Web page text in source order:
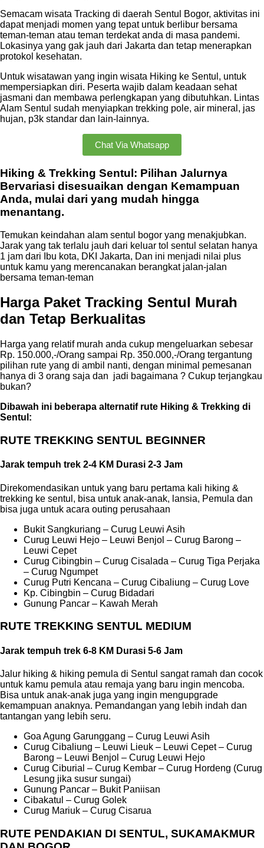
Semacam wisata Tracking di daerah Sentul Bogor, aktivitas ini
dapat menjadi momen yang tepat untuk berlibur bersama
teman-teman atau teman terdekat anda di masa pandemi.
Lokasinya yang gak jauh dari Jakarta dan tetap menerapkan
protokol kesehatan.
Untuk wisatawan yang ingin wisata Hiking ke Sentul, untuk
mempersiapkan diri. Peserta wajib dalam keadaan sehat
jasmani dan membawa perlengkapan yang dibutuhkan. Lintas
Alam Sentul sudah menyiapkan trekking pole, air mineral, jas
hujan, p3k standar dan lain-lainnya.
Chat Via Whatsapp
Hiking & Trekking Sentul: Pilihan Jalurnya
Bervariasi disesuaikan dengan Kemampuan
Anda, mulai dari yang mudah hingga
menantang.
Temukan keindahan alam sentul bogor yang menakjubkan.
Jarak yang tak terlalu jauh dari keluar tol sentul selatan hanya
1 jam dari Ibu kota, DKI Jakarta, Dan ini menjadi nilai plus
untuk kamu yang merencanakan berangkat jalan-jalan
bersama teman-teman
Harga Paket Tracking Sentul Murah
dan Tetap Berkualitas
Harga yang relatif murah anda cukup mengeluarkan sebesar
Rp. 150.000,-/Orang sampai Rp. 350.000,-/Orang tergantung
pilihan rute yang di ambil nanti, dengan minimal pemesanan
hanya di 3 orang saja dan jadi bagaimana ? Cukup terjangkau
bukan?
Dibawah ini beberapa alternatif rute Hiking & Trekking di
Sentul:
RUTE TREKKING SENTUL BEGINNER
Jarak tempuh trek 2-4 KM Durasi 2-3 Jam
Direkomendasikan untuk yang baru pertama kali hiking &
trekking ke sentul, bisa untuk anak-anak, lansia, Pemula dan
bisa juga untuk acara outing perusahaan
Bukit Sangkuriang – Curug Leuwi Asih
Curug Leuwi Hejo – Leuwi Benjol – Curug Barong –
Leuwi Cepet
Curug Cibingbin – Curug Cisalada – Curug Tiga Perjaka
– Curug Ngumpet
Curug Putri Kencana – Curug Cibaliung – Curug Love
Kp. Cibingbin – Curug Bidadari
Gunung Pancar – Kawah Merah
RUTE TREKKING SENTUL MEDIUM
Jarak tempuh trek 6-8 KM Durasi 5-6 Jam
Jalur hiking & hiking pemula di Sentul sangat ramah dan cocok
untuk kamu pemula atau remaja yang baru ingin mencoba.
Bisa untuk anak-anak juga yang ingin mengupgrade
kemampuan anaknya. Pemandangan yang lebih indah dan
tantangan yang lebih seru.
Goa Agung Garunggang – Curug Leuwi Asih
Curug Cibaliung – Leuwi Lieuk – Leuwi Cepet – Curug
Barong – Leuwi Benjol – Curug Leuwi Hejo
Curug Ciburial – Curug Kembar – Curug Hordeng (Curug
Lesung jika susur sungai)
Gunung Pancar – Bukit Paniisan
Cibakatul – Curug Golek
Curug Mariuk – Curug Cisarua
RUTE PENDAKIAN DI SENTUL, SUKAMAKMUR